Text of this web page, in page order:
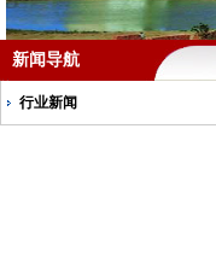
新闻导航
行业新闻